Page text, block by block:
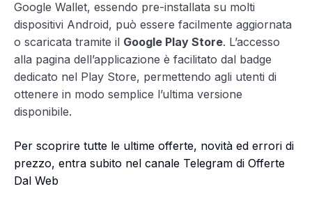
Google Wallet, essendo pre-installata su molti
dispositivi Android, può essere facilmente aggiornata
o scaricata tramite il Google Play Store. L’accesso
alla pagina dell’applicazione è facilitato dal badge
dedicato nel Play Store, permettendo agli utenti di
ottenere in modo semplice l’ultima versione
disponibile.
Per scoprire tutte le ultime offerte, novità ed errori di
prezzo, entra subito nel canale Telegram di Offerte
Dal Web